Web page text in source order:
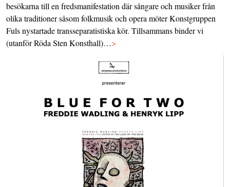
besökarna till en fredsmanifestation där sångare och musiker från
olika traditioner såsom folkmusik och opera möter Konstgruppen
Fuls nystartade transseparatistiska kör. Tillsammans binder vi
(utanför Röda Sten Konsthall)…>